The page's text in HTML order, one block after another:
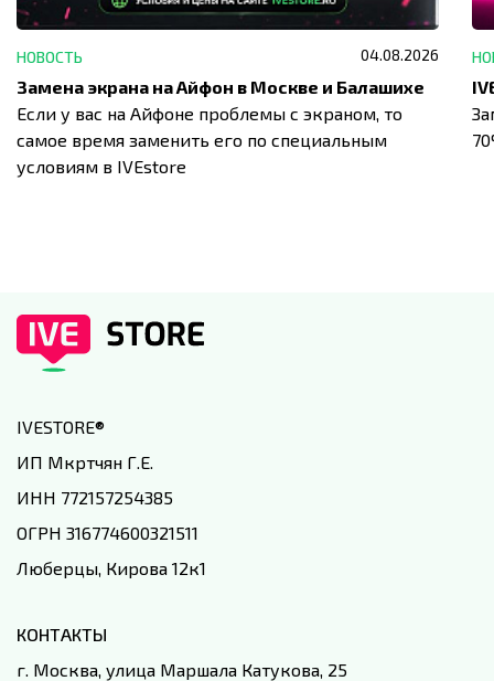
НОВОСТЬ 04.08.2026
Замена экрана на Айфон в Москве и Балашихе
Если у вас на Айфоне проблемы с экраном, то
самое время заменить его по специальным
условиям в IVEstore
IVESTORE®
ИП Мкртчян Г.Е.
ИНН 772157254385
ОГРН 316774600321511
Люберцы, Кирова 12к1
КОНТАКТЫ
г. Москва, улица Маршала Катукова, 25